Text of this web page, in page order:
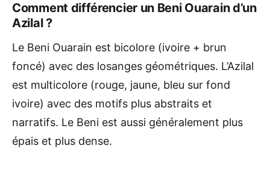
Comment différencier un Beni Ouarain d’un
Azilal ?
Le Beni Ouarain est bicolore (ivoire + brun
foncé) avec des losanges géométriques. L’Azilal
est multicolore (rouge, jaune, bleu sur fond
ivoire) avec des motifs plus abstraits et
narratifs. Le Beni est aussi généralement plus
épais et plus dense.